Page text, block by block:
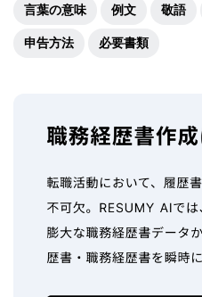
言葉の意味
例文 敬語
申告方法
必要書類